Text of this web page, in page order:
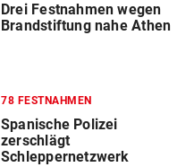
Drei Festnahmen wegen
Brandstiftung nahe Athen
78 FESTNAHMEN
Spanische Polizei
zerschlägt
Schleppernetzwerk